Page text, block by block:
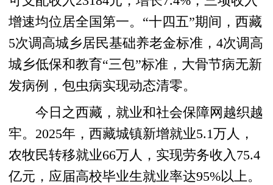
增速均位居全国第一。“十四五”期间，西藏
5次调高城乡居民基础养老金标准，4次调高
城乡低保和教育“三包”标准，大骨节病无新
发病例，包虫病实现动态清零。
今日之西藏，就业和社会保障网越织越
牢。2025年，西藏城镇新增就业5.1万人，
农牧民转移就业66万人，实现劳务收入75.4
亿元，应届高校毕业生就业率达95%以上。